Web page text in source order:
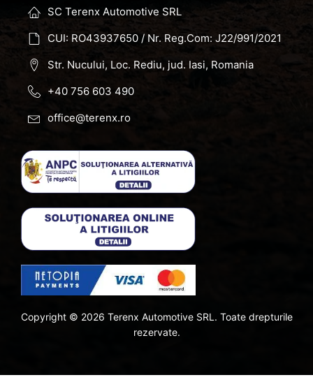
SC Terenx Automotive SRL
CUI: RO43937650 / Nr. Reg.Com: J22/991/2021
Str. Nucului, Loc. Rediu, jud. Iasi, Romania
+40 756 603 490
office@terenx.ro
Copyright © 2026 Terenx Automotive SRL. Toate drepturile
rezervate.